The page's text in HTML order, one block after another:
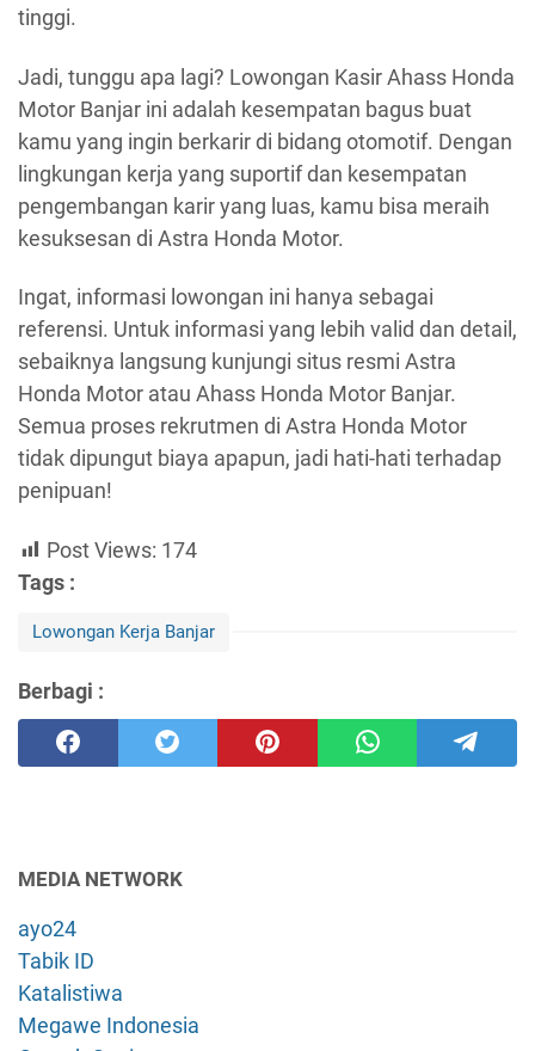
tinggi.
Jadi, tunggu apa lagi? Lowongan Kasir Ahass Honda
Motor Banjar ini adalah kesempatan bagus buat
kamu yang ingin berkarir di bidang otomotif. Dengan
lingkungan kerja yang suportif dan kesempatan
pengembangan karir yang luas, kamu bisa meraih
kesuksesan di Astra Honda Motor.
Ingat, informasi lowongan ini hanya sebagai
referensi. Untuk informasi yang lebih valid dan detail,
sebaiknya langsung kunjungi situs resmi Astra
Honda Motor atau Ahass Honda Motor Banjar.
Semua proses rekrutmen di Astra Honda Motor
tidak dipungut biaya apapun, jadi hati-hati terhadap
penipuan!
Post Views: 174
Tags :
Lowongan Kerja Banjar
Berbagi :
MEDIA NETWORK
ayo24
Tabik ID
Katalistiwa
Megawe Indonesia